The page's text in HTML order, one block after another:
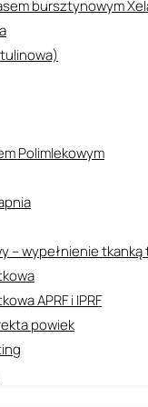
bursztynowym
Polimlekowym
– wypełnienie tkanką
APRF i IPRF
powiek